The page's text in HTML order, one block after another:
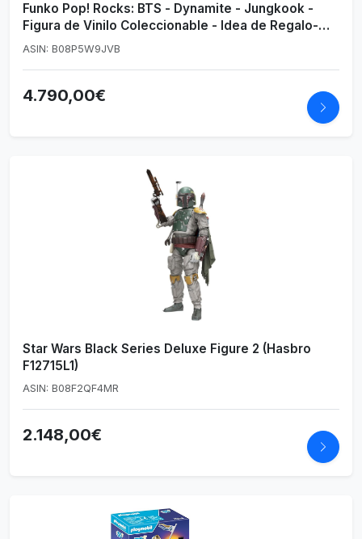
Funko Pop! Rocks: BTS - Dynamite - Jungkook -
Figura de Vinilo Coleccionable - Idea de Regalo-
Mercancia Oficial - Juguetes para Niños y Adultos -
ASIN: B08P5W9JVB
4.790,00€
Star Wars Black Series Deluxe Figure 2 (Hasbro
F12715L1)
ASIN: B08F2QF4MR
2.148,00€